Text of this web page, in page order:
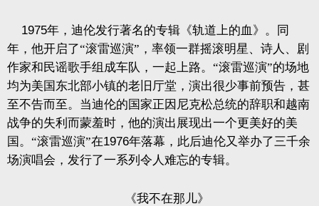
1975年，迪伦发行著名的专辑《轨道上的血》。同
年，他开启了“滚雷巡演”，率领一群摇滚明星、诗人、剧
作家和民谣歌手组成车队，一起上路。“滚雷巡演”的场地
均为美国东北部小镇的老旧厅堂，演出很少事前预告，甚
至不告而至。当迪伦的国家正因尼克松总统的辞职和越南
战争的失利而蒙羞时，他的演出展现出一个更美好的美
国。“滚雷巡演”在1976年落幕，此后迪伦又举办了三千余
场演唱会，发行了一系列令人难忘的专辑。
《我不在那儿》